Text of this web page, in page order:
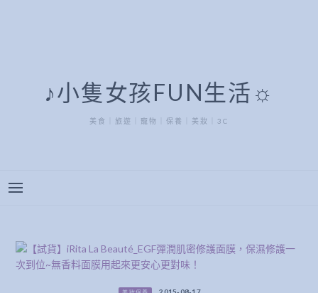
♪小隻女孩FUN生活☼
美食｜旅遊｜寵物｜保養｜美妝｜3C